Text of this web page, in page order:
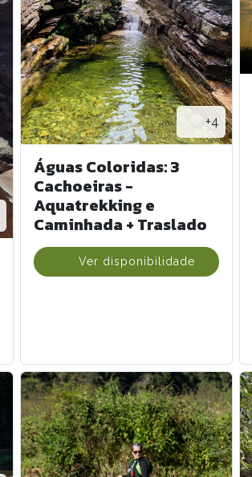
+4
Águas Coloridas: 3
Cachoeiras -
Aquatrekking e
Caminhada + Traslado
Ver disponibilidade